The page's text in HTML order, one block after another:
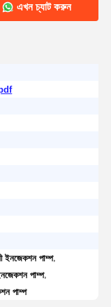
এখন চ্যাট করুন
ইনজেকশন পাম্প,
পাম্প,
পাম্প